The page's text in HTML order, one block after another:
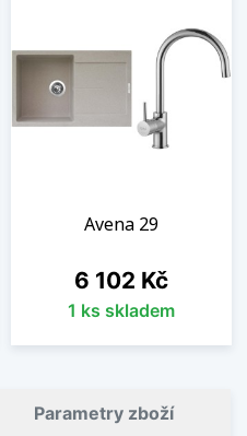
Avena 29
Cena
6 102 Kč
1 ks skladem
Parametry zboží